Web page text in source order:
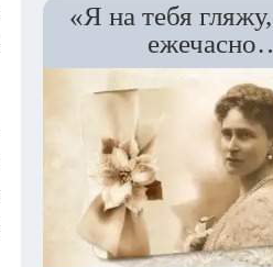
«Я на тебя